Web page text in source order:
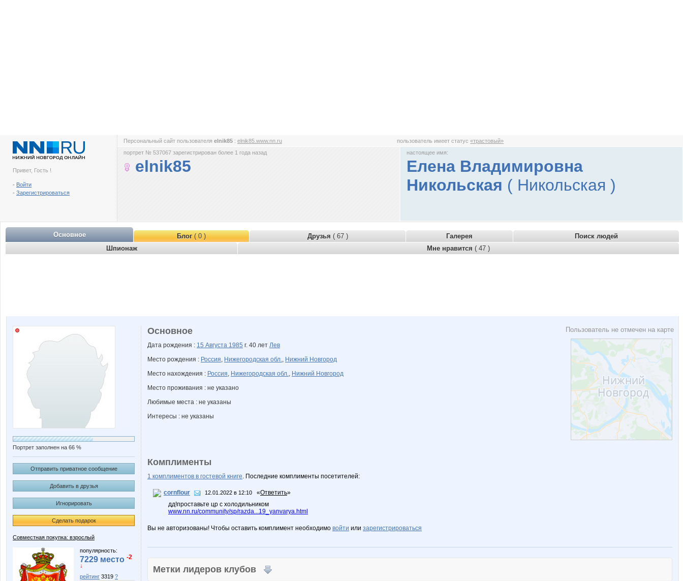
Привет, Гость !
- Войти
- Зарегистрироваться
Персональный сайт пользователя elnik85 : elnik85.www.nn.ru пользователь имеет статус«трастовый»
портрет № 537067 зарегистрирован более 1 года назад
elnik85
настоящее имя:
Елена Владимировна
Никольская ( Никольская )
Основное Блог( 0 ) Друзья ( 67 ) Галерея
Поиск людей
Шпионаж
Мне нравится ( 47 )
Портрет заполнен на 66 %
Отправить приватное сообщение
Добавить в друзья
Игнорировать
Сделать подарок
Совместная покупка: взрослый
популярность:
7229 место -2
↓
рейтинг 3319 ?
Пользователь не отмечен на карте
Основное
Дата рождения : 15 Августа 1985 г. 40 лет Лев
Место рождения : Россия, Нижегородская обл., Нижний Новгород
Место нахождения : Россия, Нижегородская обл., Нижний Новгород
Место проживания : не указано
Любимые места : не указаны
Интересы : не указаны
Комплименты
1 комплиментов в гостевой книге. Последние комплименты посетителей:
cornflour 12.01.2022 в 12:10 «Ответить»
дд!проставьте цр с холодильником
www.nn.ru/community/sp/razda...19_yanvarya.html
Вы не авторизованы! Чтобы оставить комплимент необходимо войти или зарегистрироваться
Метки лидеров клубов